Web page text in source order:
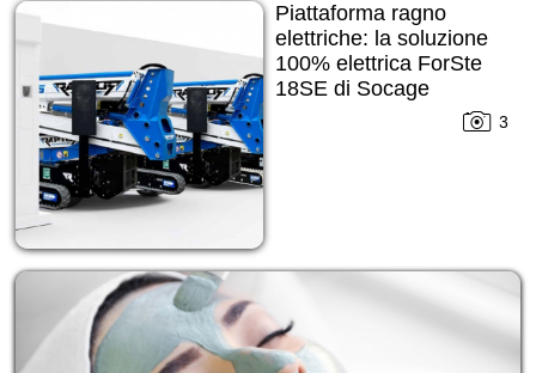
Piattaforma ragno
elettriche: la soluzione
100% elettrica ForSte
18SE di Socage
3